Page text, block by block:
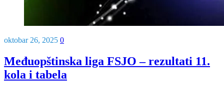
oktobar 26, 2025 0
Međuopštinska liga FSJO – rezultati 11.
kola i tabela